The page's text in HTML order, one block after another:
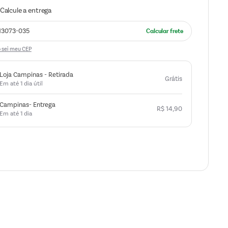
meu CEP
Campinas - Retirada
até 1 dia útil
Grátis
Entrega
até 1 dia
R$ 14,90